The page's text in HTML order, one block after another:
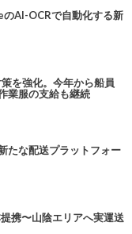
AI-OCRで自動化する新
を強化。今年から船員
業服の支給も継続
たな配送プラットフォー
携〜山陰エリアへ実運送